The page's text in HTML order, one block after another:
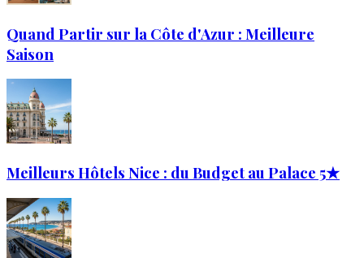
Quand Partir sur la Côte d'Azur : Meilleure
Saison
Meilleurs Hôtels Nice : du Budget au Palace 5★